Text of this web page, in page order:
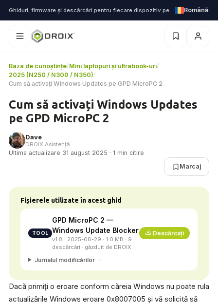
Română
Baza de cunoștințe/Mini laptopuri și ultrabook-uri/
2025 (N250 / N300 / N350)/
Cum să activați Windows Updates pe GPD MicroPC 2
Cum să activați Windows Updates
pe GPD MicroPC 2
Dave
DROIX Asistență
Ultima actualizare 31 august 2025 · 1 min citire
Marcaj
Fișierele utilizate în acest ghid
TOOL
GPD MicroPC 2 —
Windows Update Blocker
v1.8 · 2025-08-29 · 1.0 MB · 9
descărcări · găzduit de DROIX
Descărcați
Jurnalul modificărilor
Dacă primiți o eroare conform căreia Windows nu poate rula
actualizările Windows eroare 0x8007005 și vă solicită să